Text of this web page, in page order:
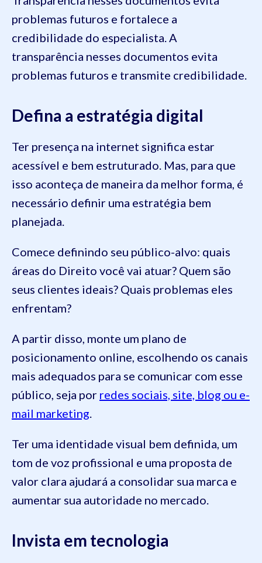
problemas futuros e fortalece a
credibilidade do especialista. A
transparência nesses documentos evita
problemas futuros e transmite credibilidade.
Defina a estratégia digital
Ter presença na internet significa estar
acessível e bem estruturado. Mas, para que
isso aconteça de maneira da melhor forma, é
necessário definir uma estratégia bem
planejada.
Comece definindo seu público-alvo: quais
áreas do Direito você vai atuar? Quem são
seus clientes ideais? Quais problemas eles
enfrentam?
A partir disso, monte um plano de
posicionamento online, escolhendo os canais
mais adequados para se comunicar com esse
público, seja por redes sociais, site, blog ou e-
mail marketing
Ter uma identidade visual bem definida, um
tom de voz profissional e uma proposta de
valor clara ajudará a consolidar sua marca e
aumentar sua autoridade no mercado.
Invista em tecnologia